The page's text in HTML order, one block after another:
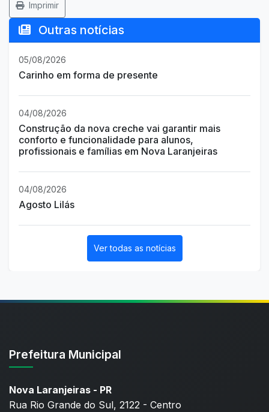
Imprimir
Outras notícias
05/08/2026
Carinho em forma de presente
04/08/2026
Construção da nova creche vai garantir mais
conforto e funcionalidade para alunos,
profissionais e famílias em Nova Laranjeiras
04/08/2026
Agosto Lilás
Ver todas as notícias
Prefeitura Municipal
Nova Laranjeiras - PR
Rua Rio Grande do Sul, 2122 - Centro